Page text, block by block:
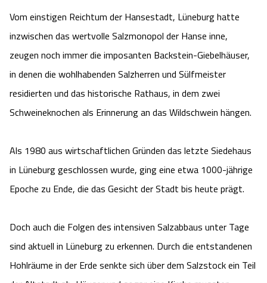
Vom einstigen Reichtum der Hansestadt, Lüneburg hatte
inzwischen das wertvolle Salzmonopol der Hanse inne,
zeugen noch immer die imposanten Backstein-Giebelhäuser,
in denen die wohlhabenden Salzherren und Sülfmeister
residierten und das historische Rathaus, in dem zwei
Schweineknochen als Erinnerung an das Wildschwein hängen.
Als 1980 aus wirtschaftlichen Gründen das letzte Siedehaus
in Lüneburg geschlossen wurde, ging eine etwa 1000-jährige
Epoche zu Ende, die das Gesicht der Stadt bis heute prägt.
Doch auch die Folgen des intensiven Salzabbaus unter Tage
sind aktuell in Lüneburg zu erkennen. Durch die entstandenen
Hohlräume in der Erde senkte sich über dem Salzstock ein Teil